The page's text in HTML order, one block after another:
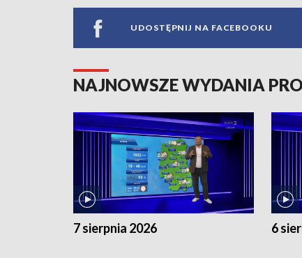
UDOSTĘPNIJ NA FACEBOOKU
NAJNOWSZE WYDANIA
7 sierpnia 2026 6